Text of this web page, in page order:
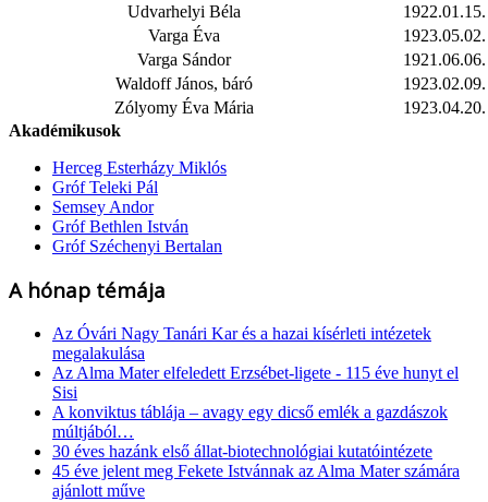
Udvarhelyi Béla
1922.01.15.
Varga Éva
1923.05.02.
Varga Sándor
1921.06.06.
Waldoff János, báró
1923.02.09.
Zólyomy Éva Mária
1923.04.20.
Akadémikusok
Herceg Esterházy Miklós
Gróf Teleki Pál
Semsey Andor
Gróf Bethlen István
Gróf Széchenyi Bertalan
A hónap témája
Az Óvári Nagy Tanári Kar és a hazai kísérleti intézetek
megalakulása
Az Alma Mater elfeledett Erzsébet-ligete - 115 éve hunyt el
Sisi
A konviktus táblája – avagy egy dicső emlék a gazdászok
múltjából…
30 éves hazánk első állat-biotechnológiai kutatóintézete
45 éve jelent meg Fekete Istvánnak az Alma Mater számára
ajánlott műve